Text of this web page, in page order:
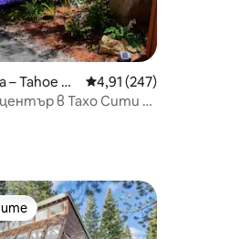
отзива
Tahoe Ci
Средна оценка: 4,91
4,91 (247)
в Тахо Сити –